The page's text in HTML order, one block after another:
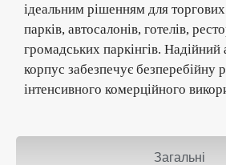
Загальні
ідеальним рішенням для торгових
парків, автосалонів, готелів,
громадських паркінгів. Надійний
корпус забезпечує безперебійну
інтенсивного комерційного